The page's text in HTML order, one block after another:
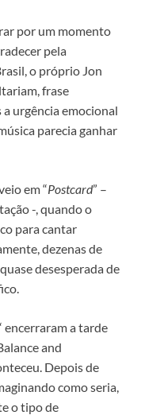
por um momento
pela
o próprio Jon
frase
urgência emocional
parecia ganhar
em “Postcard” –
-, quando o
para cantar
dezenas de
desesperada de
encerraram a tarde
and
Depois de
como seria,
o tipo de